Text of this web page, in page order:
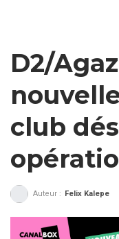
D2/
club
Auteur : Felix Kalepe